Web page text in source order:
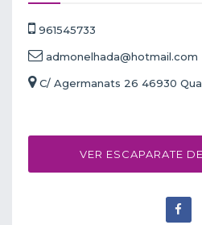
961545733
admonelhada@hotmail.com
C/ Agermanats 26 46930
VER ESCAPARATE